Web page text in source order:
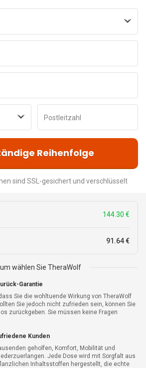
Postleitzahl
Reihenfolge
sind SSL-gesichert und verschlüsselt
144.30 €
91.64 €
Versandgarantie Für 5.99 €
83.69 €
7.95 €
wählen Sie TheraWolf
Garantie
Sie die wohltuende Wirkung von TheraWolf
Sie jedoch nicht zufrieden sein, können Sie
zurückgeben. Sie müssen keine Fragen
Kunden
geholfen, Komfort, Mobilität und
Jede Dose wird mit Sorgfalt aus
Inhaltsstoffen hergestellt, die echte